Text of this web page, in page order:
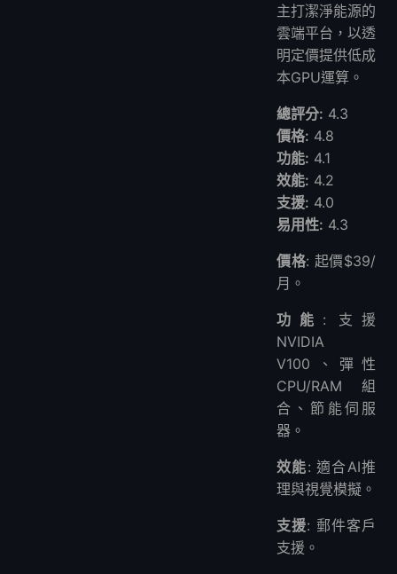
主打潔淨能源的
雲端平台，以透
明定價提供低成
本GPU運算。
總評分: 4.3
價格: 4.8
功能: 4.1
效能: 4.2
支援: 4.0
易用性: 4.3
價格: 起價$39/
月。
功能 : 支援
NVIDIA
V100、彈性
CPU/RAM組
合、節能伺服
器。
效能: 適合AI推
理與視覺模擬。
支援: 郵件客戶
支援。